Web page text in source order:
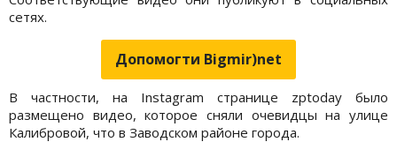
сетях.
Допомогти Bigmir)net
В частности, на Instagram странице zptoday было
размещено видео, которое сняли очевидцы на улице
Калибровой, что в Заводском районе города.